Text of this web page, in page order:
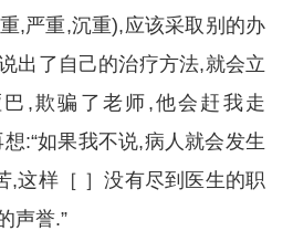
,严重,沉重),应该采取别的办
出了自己的治疗方法,就会立
,欺骗了老师,他会赶我走
:“如果我不说,病人就会发生
,这样［ ］没有尽到医生的职
声誉.”